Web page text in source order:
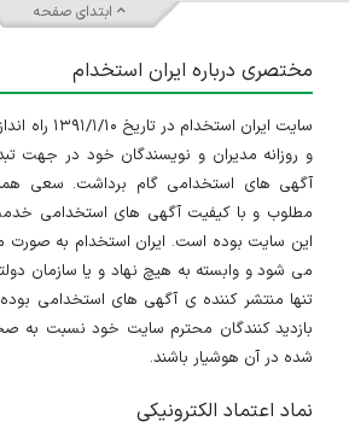
ابتدای صفحه
مختصری درباره ایران استخدام
سایت ایران
و روزانه مدیران و نویسندگان خود در جهت
آگهی های استخدامی گام برداشت. سعی
مطلوب و با کیفیت آگهی های استخدامی خدمت
این سایت بوده است. ایران استخدام به
می شود و وابسته به هیچ نهاد و یا سازمان
تنها منتشر کننده ی آگهی های استخدامی بوده
بازدید کنندگان محترم سایت خود نسبت به
شده در آن هوشیار باشند.
نماد اعتماد الکترونیکی